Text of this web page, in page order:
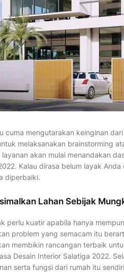
cuma mengutarakan keinginan
melaksanakan brainstorming
akan mulai menandakan
Kalau dirasa belum layak
diperbaiki.
Lahan Sebijak
perlu kuatir apabila hanya
problem yang semacam itu
membikin rancangan terbaik
Desain Interior Salatiga 2022.
serta fungsi dari rumah itu